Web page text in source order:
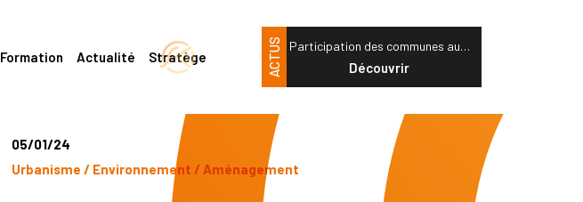
Formation Actualité Stratège ACTUS Participation des communes au…
Découvrir
05/01/24
Urbanisme / Environnement / Aménagement